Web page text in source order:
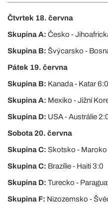
Čtvrtek 18. června
Skupina A: Česko -
Skupina B: Švýcarsko -
Pátek 19. června
Skupina B: Kanada - Katar 6:0
Skupina A: Mexiko - Jižní
Skupina D: USA - Austrálie
Sobota 20. června
Skupina C: Skotsko - Maroko
Skupina C: Brazílie - Haiti 3:0
Skupina D: Turecko -
Skupina F: Nizozemsko -